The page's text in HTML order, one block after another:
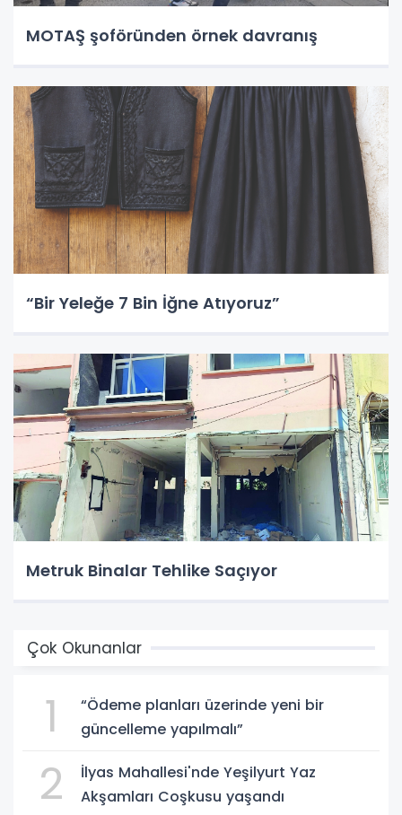
MOTAŞ şoföründen örnek davranış
“Bir Yeleğe 7 Bin İğne Atıyoruz”
Metruk Binalar Tehlike Saçıyor
Çok Okunanlar
1
“Ödeme planları üzerinde yeni bir
güncelleme yapılmalı”
2
İlyas Mahallesi'nde Yeşilyurt Yaz
Akşamları Coşkusu yaşandı